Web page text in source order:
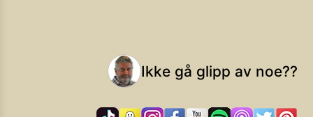
Ikke gå glipp av noe??